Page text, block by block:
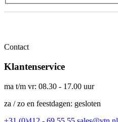
Contact
Klantenservice
ma t/m vr: 08.30 - 17.00 uur
za / zo en feestdagen: gesloten